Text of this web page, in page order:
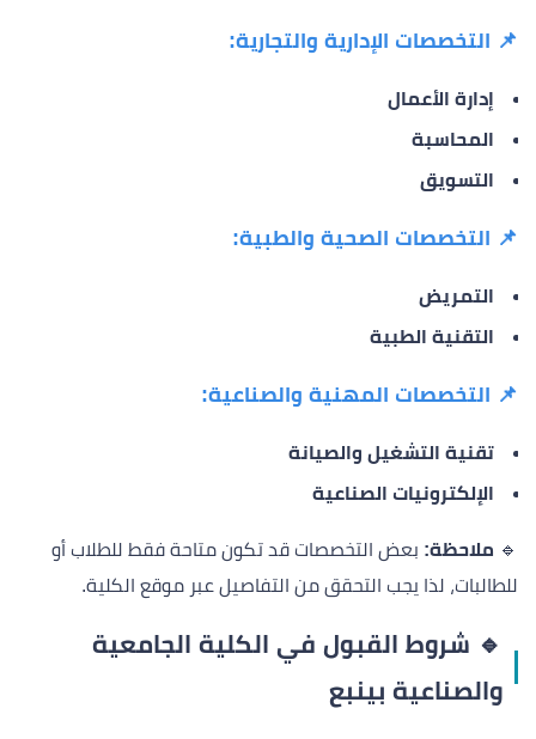
📌 التخصصات الإدارية والتجارية:
إدارة الأعمال
المحاسبة
التسويق
📌 التخصصات الصحية والطبية:
التمريض
التقنية الطبية
📌 التخصصات المهنية والصناعية:
تقنية التشغيل والصيانة
الإلكترونيات الصناعية
🔹 ملاحظة: بعض التخصصات قد تكون متاحة فقط للطلاب أو
للطالبات، لذا يجب التحقق من التفاصيل عبر موقع الكلية.
🔹 شروط القبول في الكلية الجامعية
والصناعية بينبع